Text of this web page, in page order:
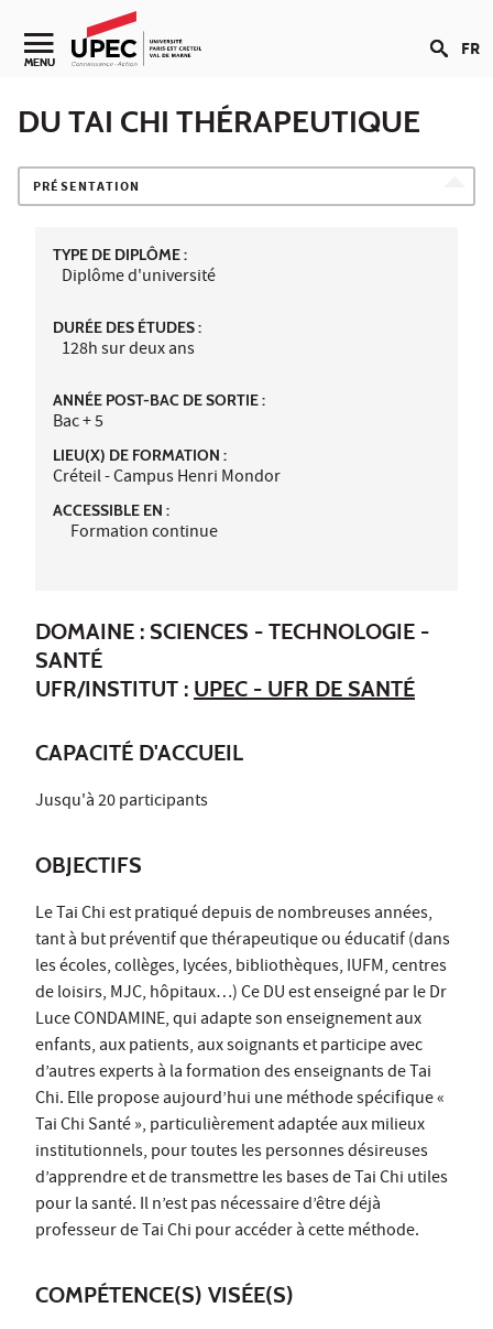
Aller au contenu
Navigation secondaire
MENU FR
DU TAI CHI THÉRAPEUTIQUE
PRÉSENTATION
TYPE DE DIPLÔME :
Diplôme d'université
DURÉE DES ÉTUDES :
128h sur deux ans
ANNÉE POST-BAC DE SORTIE :
Bac + 5
LIEU(X) DE FORMATION :
Créteil - Campus Henri Mondor
ACCESSIBLE EN :
Formation continue
DOMAINE : SCIENCES - TECHNOLOGIE -
SANTÉ
UFR/INSTITUT : UPEC - UFR DE SANTÉ
CAPACITÉ D'ACCUEIL
Jusqu'à 20 participants
OBJECTIFS
Le Tai Chi est pratiqué depuis de nombreuses années,
tant à but préventif que thérapeutique ou éducatif (dans
les écoles, collèges, lycées, bibliothèques, IUFM, centres
de loisirs, MJC, hôpitaux…) Ce DU est enseigné par le Dr
Luce CONDAMINE, qui adapte son enseignement aux
enfants, aux patients, aux soignants et participe avec
d’autres experts à la formation des enseignants de Tai
Chi. Elle propose aujourd’hui une méthode spécifique «
Tai Chi Santé », particulièrement adaptée aux milieux
institutionnels, pour toutes les personnes désireuses
d’apprendre et de transmettre les bases de Tai Chi utiles
pour la santé. Il n’est pas nécessaire d’être déjà
professeur de Tai Chi pour accéder à cette méthode.
COMPÉTENCE(S) VISÉE(S)